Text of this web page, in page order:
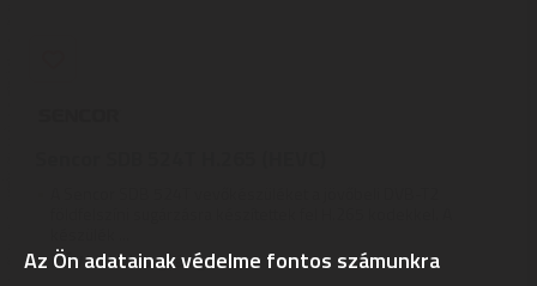
2ÉV hivatalos, gyári garancia
Az Ön adatainak védelme fontos számunkra